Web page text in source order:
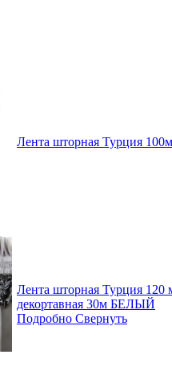
Лента шторная Турция
Лента шторная Турция
декортавная 30м БЕЛЫЙ
Подробно Свернуть